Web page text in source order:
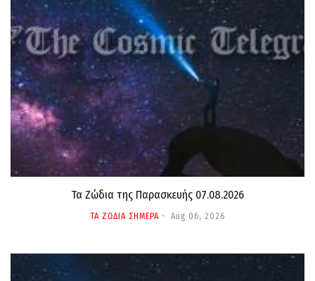
Τα Ζώδια της Παρασκευής 07.08.2026
ΤΑ ΖΩΔΙΑ ΣΗΜΕΡΑ Aug 06, 2026